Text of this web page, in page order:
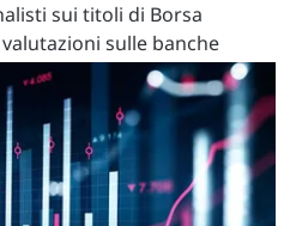
sui titoli di Borsa
sulle banche